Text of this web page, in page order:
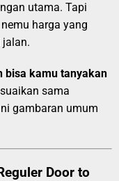
utama. Tapi
harga yang
jalan.
bisa kamu tanyakan
sama
gambaran umum
Door to